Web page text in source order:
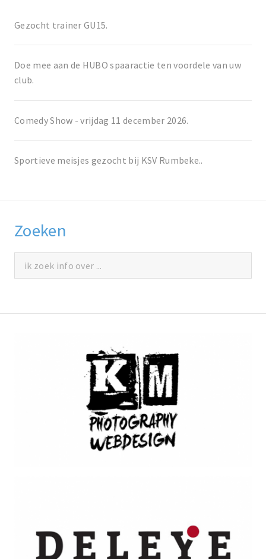
Gezocht trainer GU15.
Doe mee aan de HUBO spaaractie ten voordele van uw
club.
Comedy Show - vrijdag 11 december 2026.
Sportieve meisjes gezocht bij KSV Rumbeke..
Zoeken